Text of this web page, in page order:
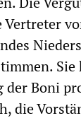
Sie
Boni
die